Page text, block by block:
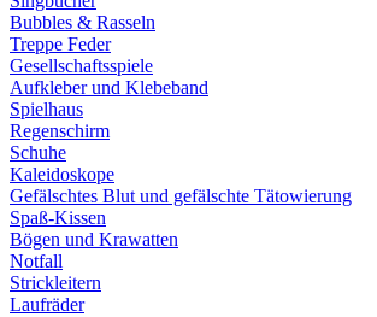
Bubbles & Rasseln
Treppe Feder
Gesellschaftsspiele
Aufkleber und Klebeband
Spielhaus
Regenschirm
Schuhe
Kaleidoskope
Gefälschtes Blut und gefälschte Tätowierung
Spaß-Kissen
Bögen und Krawatten
Notfall
Strickleitern
Laufräder